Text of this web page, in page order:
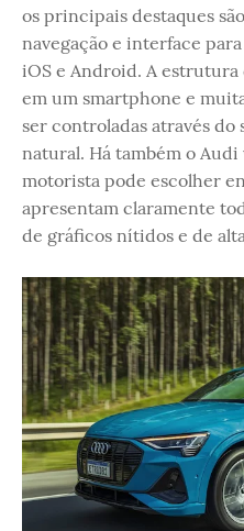
os principais destaques
navegação e interface
iOS e Android. A
em um smartphone e
ser controladas através
natural. Há também o
motorista pode escolher
apresentam claramente
de gráficos nítidos e de